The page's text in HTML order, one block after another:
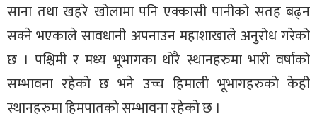
साना तथा खहरे खोलामा पनि एक्कासी पानीको सतह बढ्न
सक्ने भएकाले सावधानी अपनाउन महाशाखाले अनुरोध गरेको
छ । पश्चिमी र मध्य भूभागका थोरै स्थानहरुमा भारी वर्षाको
सम्भावना रहेको छ भने उच्च हिमाली भूभागहरुको केही
स्थानहरुमा हिमपातको सम्भावना रहेको छ ।